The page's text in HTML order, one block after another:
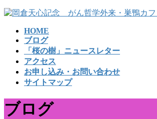
コ
プ
ナ
動
HOME
ブログ
「桜の樹」ニュースレター
アクセス
お申し込み・お問い合わせ
サイトマップ
ブログ